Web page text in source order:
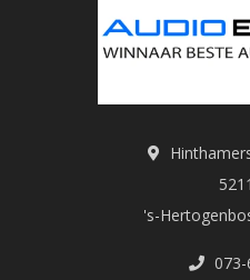
's-